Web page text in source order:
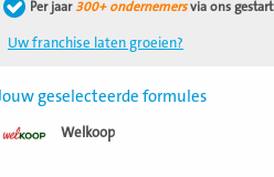
Per jaar 300+ ondernemersvia ons gestart
Uw franchise laten groeien?
geselecteerde formules
Welkoop